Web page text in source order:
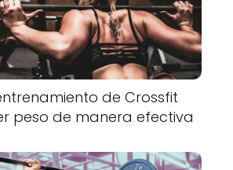
de Crossfit
peso de manera efectiva